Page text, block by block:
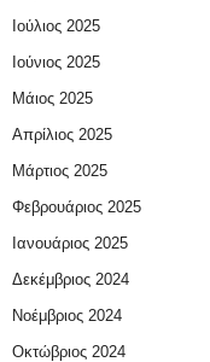
Ιούλιος 2025
Ιούνιος 2025
Μάιος 2025
Απρίλιος 2025
Μάρτιος 2025
Φεβρουάριος 2025
Ιανουάριος 2025
Δεκέμβριος 2024
Νοέμβριος 2024
Οκτώβριος 2024